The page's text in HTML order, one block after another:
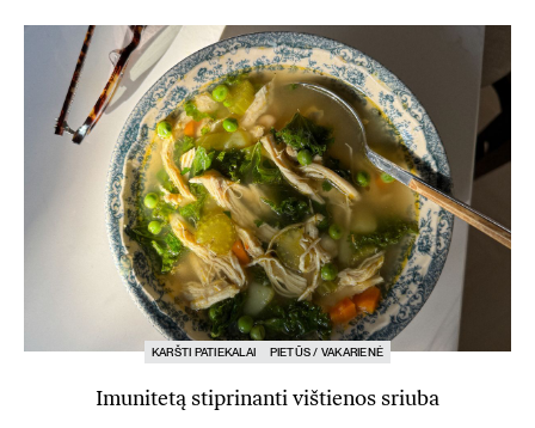
KARŠTI PATIEKALAI PIETŪS / VAKARIENĖ
Imunitetą stiprinanti vištienos sriuba